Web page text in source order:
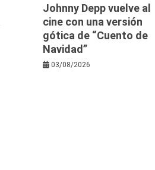
Johnny Depp vuelve al
cine con una versión
gótica de “Cuento de
Navidad”
03/08/2026